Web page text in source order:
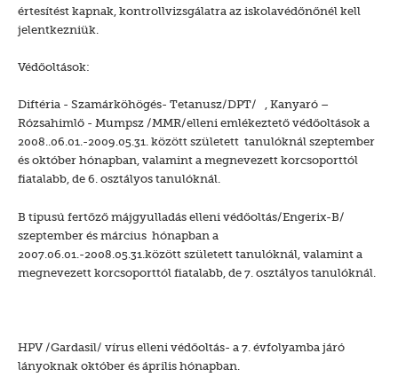
értesítést kapnak, kontrollvizsgálatra az iskolavédőnőnél kell
jelentkezniük.
Védőoltások:
Diftéria - Szamárköhögés- Tetanusz/DPT/ , Kanyaró –
Rózsahimlő - Mumpsz /MMR/elleni emlékeztető védőoltások a
2008..06.01.-2009.05.31. között született tanulóknál szeptember
és október hónapban, valamint a megnevezett korcsoporttól
fiatalabb, de 6. osztályos tanulóknál.
B tipusú fertőző májgyulladás elleni védőoltás/Engerix-B/
szeptember és március hónapban a
2007.06.01.-2008.05.31.között született tanulóknál, valamint a
megnevezett korcsoporttól fiatalabb, de 7. osztályos tanulóknál.
HPV /Gardasil/ vírus elleni védőoltás- a 7. évfolyamba járó
lányoknak október és április hónapban.